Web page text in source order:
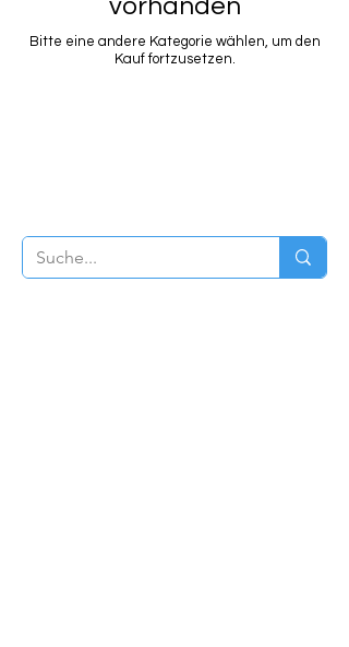
vorhanden
Bitte eine andere Kategorie wählen, um den
Kauf fortzusetzen.